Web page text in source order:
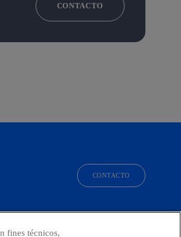
CONTACTO
youtube
CONTACTO
fines técnicos,